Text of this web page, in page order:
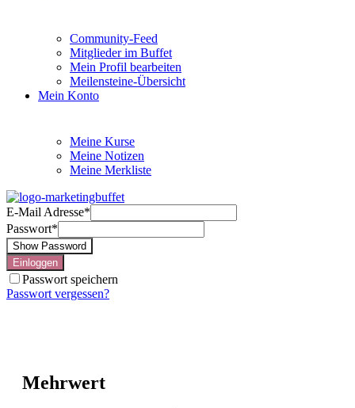
Community-Feed
Mitglieder im Buffet
Mein Profil bearbeiten
Meilensteine-Übersicht
Mein Konto
Meine Kurse
Meine Notizen
Meine Merkliste
E-Mail Adresse*
Passwort*
Show Password
Einloggen
Passwort speichern
Passwort vergessen?
Mehrwert